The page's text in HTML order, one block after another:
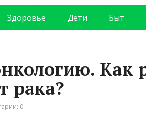
Здоровье Дети Быт
Как
рака?
0